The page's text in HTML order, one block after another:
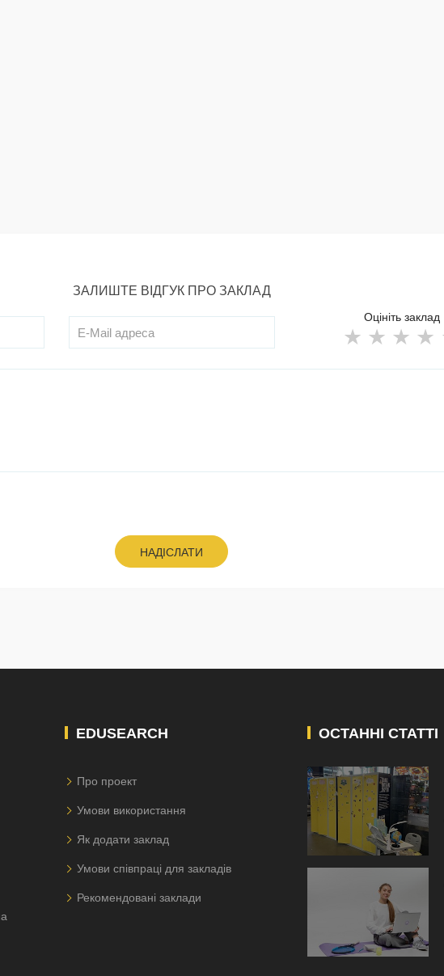
ЗАЛИШТЕ ВІДГУК ПРО ЗАКЛАД
Оцініть заклад
НАДІСЛАТИ
EDUSEARCH
Про проект
Умови використання
Як додати заклад
Умови співпраці для закладів
Рекомендовані заклади
ОСТАННІ СТАТТІ